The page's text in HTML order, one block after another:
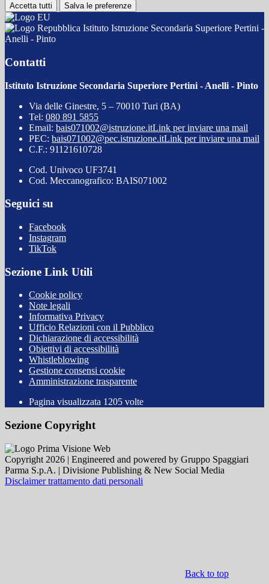
Accetta tutti Salva le preferenze
Istituto Istruzione Secondaria Superiore Pertini -
Anelli - Pinto
Contatti
Istituto Istruzione Secondaria Superiore Pertini - Anelli - Pinto
Via delle Ginestre, 5 – 70010 Turi (BA)
Tel: 080 891 5855
Email: bais071002@istruzione.itLink per inviare una mail
PEC: bais071002@pec.istruzione.itLink per inviare una mail
C.F.: 91121610728
Cod. Univoco UF3741
Cod. Meccanografico: BAIS071002
Seguici su
Facebook
Instagram
TikTok
Sezione Link Utili
Cookie policy
Note legali
Informativa Privacy
Ufficio Relazioni con il Pubblico
Dichiarazione di accessibilità
Obiettivi di accessibilità
Whistleblowing
Gestione consensi cookie
Amministrazione trasparente
Pagina visualizzata 1205 volte
Sezione Copyright
Copyright 2026 | Engineered and powered by Gruppo Spaggiari
Parma S.p.A. | Divisione Publishing & New Social Media
Disclaimer trattamento dati personali
Back to top